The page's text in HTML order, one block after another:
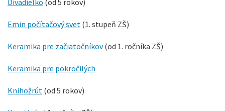
Divadielko (od 5 rokov)
Emin počítačový svet (1. stupeň ZŠ)
Keramika pre začiatočníkov(od 1. ročníka ZŠ)
Keramika pre pokročilých
Knihožrút (od 5 rokov)